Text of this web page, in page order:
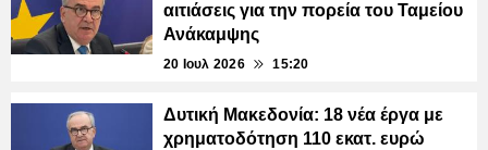
αιτιάσεις για την πορεία του Ταμείου
Ανάκαμψης
20 Ιουλ 2026 15:20
Δυτική Μακεδονία: 18 νέα έργα με
χρηματοδότηση 110 εκατ. ευρώ